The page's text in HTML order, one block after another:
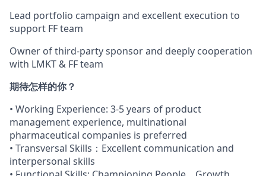
Lead portfolio campaign and excellent execution to
support FF team
Owner of third-party sponsor and deeply cooperation
with LMKT & FF team
期待怎样的你？
• Working Experience: 3-5 years of product
management experience, multinational
pharmaceutical companies is preferred
• Transversal Skills：Excellent communication and
interpersonal skills